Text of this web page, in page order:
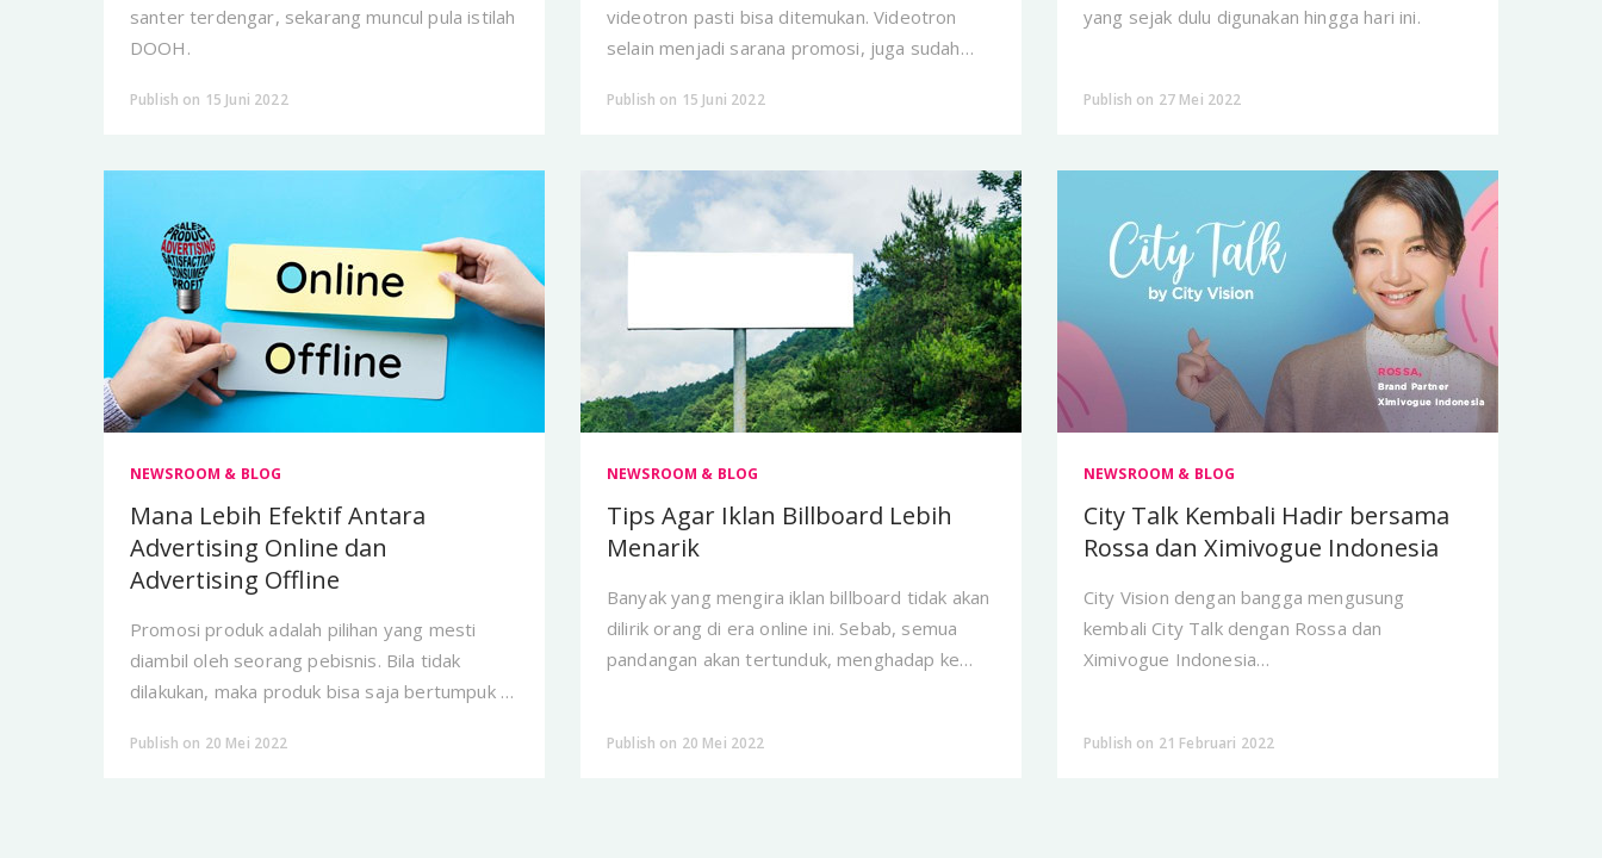
santer terdengar, sekarang muncul pula istilah
DOOH.
Publish on 15 Juni 2022
videotron pasti bisa ditemukan. Videotron
selain menjadi sarana promosi, juga sudah
Publish on 15 Juni 2022
yang sejak dulu digunakan hingga hari ini.
Publish on 27 Mei 2022
NEWSROOM & BLOG
Mana Lebih Efektif Antara
Advertising Online dan
Advertising Offline
Promosi produk adalah pilihan yang mesti
diambil oleh seorang pebisnis. Bila tidak
dilakukan, maka produk bisa saja bertumpuk di
membeli.
Publish on 20 Mei 2022
NEWSROOM & BLOG
Tips Agar Iklan Billboard Lebih
Menarik
Banyak yang mengira iklan billboard tidak akan
dilirik orang di era online ini. Sebab, semua
pandangan akan tertunduk, menghadap ke
Publish on 20 Mei 2022
NEWSROOM & BLOG
City Talk Kembali Hadir bersama
Rossa dan Ximivogue Indonesia
City Vision dengan bangga mengusung
kembali City Talk dengan Rossa dan
Ximivogue Indonesia
BERSAMA ROSSA DAN KEMAL
Publish on 21 Februari 2022